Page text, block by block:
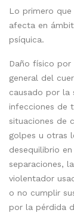
Lo primero
afecta en
psíquica.
Daño físico
general del
causado por la
infecciones de
situaciones de
golpes u otras
desequilibrio
separaciones,
violentador
o no cumplir
por la pérdida